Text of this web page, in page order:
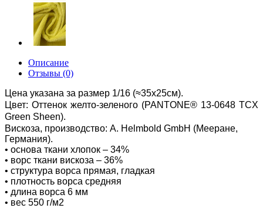
Описание
Отзывы (0)
Цена указана за размер 1/16 (≈35х25см).
Цвет: Оттенок желто-зеленого (PANTONE® 13-0648 TCX
Green Sheen).
Вискоза, производство: A. Helmbold GmbH (Мееране,
Германия).
• основа ткани хлопок – 34%
• ворс ткани вискоза – 36%
• структура ворса прямая, гладкая
• плотность ворса средняя
• длина ворса 6 мм
• вес 550 г/м2